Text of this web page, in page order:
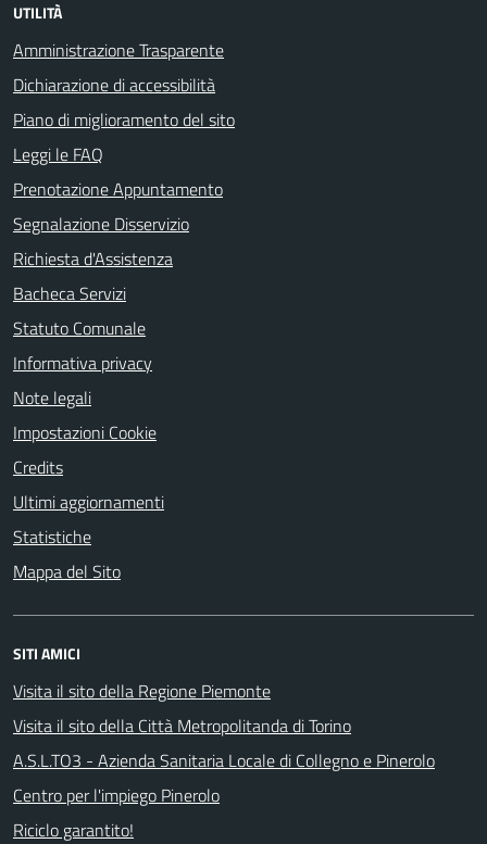
UTILITÀ
Amministrazione Trasparente
Dichiarazione di accessibilità
Piano di miglioramento del sito
Leggi le FAQ
Prenotazione Appuntamento
Segnalazione Disservizio
Richiesta d'Assistenza
Bacheca Servizi
Statuto Comunale
Informativa privacy
Note legali
Impostazioni Cookie
Credits
Ultimi aggiornamenti
Statistiche
Mappa del Sito
SITI AMICI
Visita il sito della Regione Piemonte
Visita il sito della Città Metropolitanda di Torino
A.S.L.TO3 - Azienda Sanitaria Locale di Collegno e Pinerolo
Centro per l'impiego Pinerolo
Riciclo garantito!